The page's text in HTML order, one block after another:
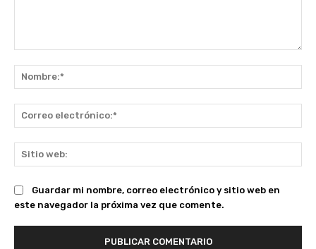
Guardar mi nombre, correo electrónico y sitio web en
este navegador la próxima vez que comente.